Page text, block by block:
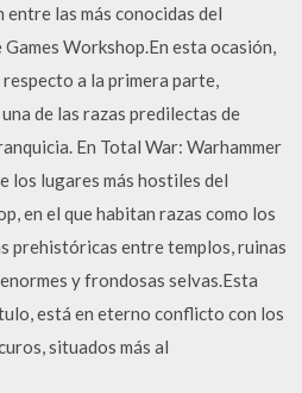
entre las más conocidas del
Workshop.En esta ocasión,
a la primera parte,
de las razas predilectas de
En Total War: Warhammer
los lugares más hostiles del
en el que habitan razas como los
prehistóricas entre templos, ruinas
y frondosas selvas.Esta
está en eterno conflicto con los
situados más al